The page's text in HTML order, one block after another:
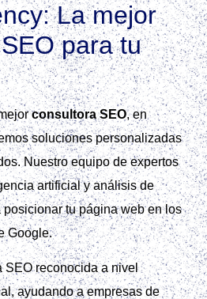
La mejor
para tu
consultora SEO, en
soluciones personalizadas
Nuestro equipo de expertos
artificial y análisis de
tu página web en los
Google.
SEO reconocida a nivel
ayudando a empresas de